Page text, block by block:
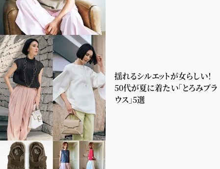
揺れるシルエットが女らしい！
50代が夏に着たい「とろみブラ
ウス」5選